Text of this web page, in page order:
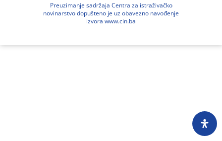
Preuzimanje sadržaja Centra za istraživačko
novinarstvo dopušteno je uz obavezno navođenje
izvora www.cin.ba